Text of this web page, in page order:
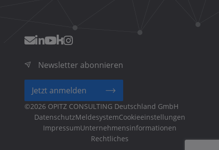
Newsletter abonnieren
Jetzt anmelden
©2026 OPITZ CONSULTING Deutschland GmbH
Fußzeilenmenü
Cookieeinstellungen
Unternehmensinformationen
Rechtliches